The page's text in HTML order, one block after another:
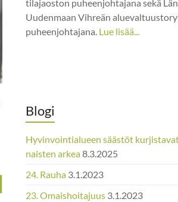
tilajaoston puheenjohtajana sekä
Uudenmaan Vihreän
puheenjohtajana. Lue lisää...
Blogi
Hyvinvointialueen säästöt
naisten arkea8.3.2025
24. Rauha 3.1.2023
23. Omaishoitajuus 3.1.2023